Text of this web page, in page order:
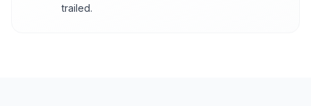
trailed.